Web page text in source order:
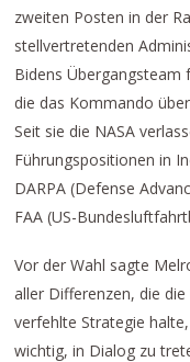
zweiten Posten in der
stellvertretenden
Bidens Übergangsteam
die das Kommando
Seit sie die NASA
Führungspositionen in
DARPA (Defense
FAA (US-
Vor der Wahl sagte
aller Differenzen, die
verfehlte Strategie
wichtig, in Dialog zu